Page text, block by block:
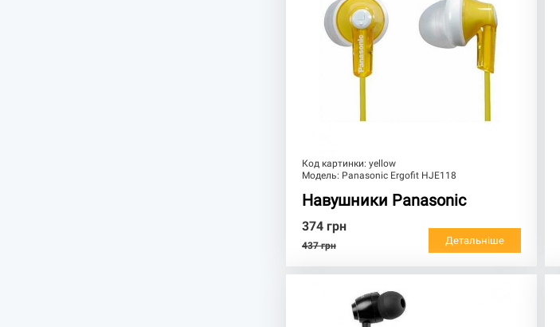
Код картинки:yellow
Модель: Panasonic Ergofit HJE118
Навушники Panasonic
374 грн
437 грн Детальніше